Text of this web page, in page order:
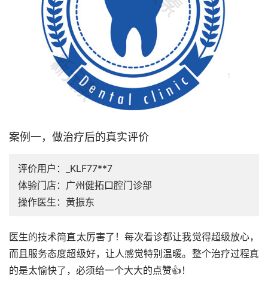
案例一，做治疗后的真实评价
评价用户：_KLF77**7
体验门店：广州健拓口腔门诊部
操作医生：黄振东
医生的技术简直太厉害了！每次看诊都让我觉得超级放心，
而且服务态度超级好，让人感觉特别温暖。整个治疗过程真
的是太愉快了，必须给一个大大的点赞👍！